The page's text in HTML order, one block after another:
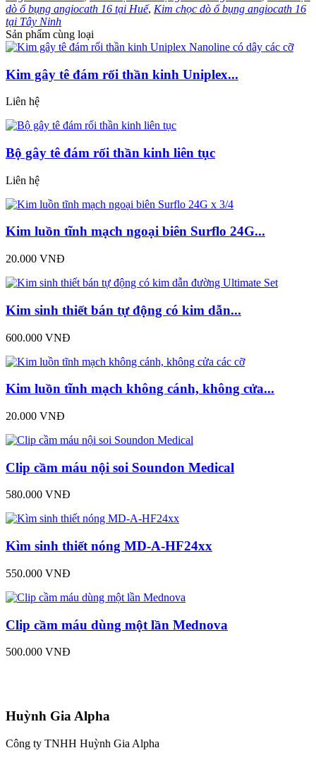
dò ổ bụng angiocath 16 tại Huế, Kim chọc dò ổ bụng angiocath 16
tại Tây Ninh
Sản phẩm cùng loại
Kim gây tê đám rối thần kinh Uniplex...
Liên hệ
Bộ gây tê đám rối thần kinh liên tục
Liên hệ
Kim luồn tĩnh mạch ngoại biên Surflo 24G...
20.000 VNĐ
Kim sinh thiết bán tự động có kim dẫn...
600.000 VNĐ
Kim luồn tĩnh mạch không cánh, không cửa...
20.000 VNĐ
Clip cầm máu nội soi Soundon Medical
580.000 VNĐ
Kìm sinh thiết nóng MD-A-HF24xx
550.000 VNĐ
Clip cầm máu dùng một lần Mednova
500.000 VNĐ
Huỳnh Gia Alpha
Công ty TNHH Huỳnh Gia Alpha